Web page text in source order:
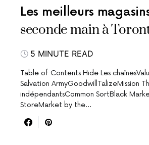
Les meilleurs
seconde main à
5 MINUTE READ
Table of Contents Hide Les
Salvation ArmyGoodwillTalizeMission
indépendantsCommon SortBlack
StoreMarket by the…